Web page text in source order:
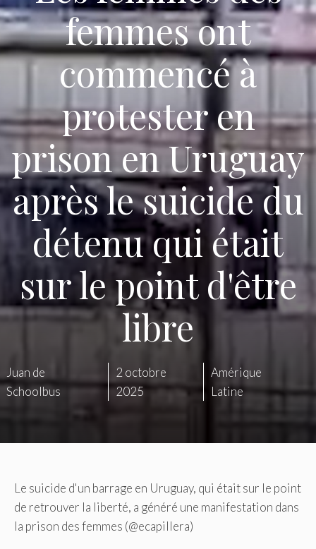
femmes ont
commencé à
protester en
prison en Uruguay
après le suicide du
détenu qui était
sur le point d'être
libre
Juan de
Schoolbus
2 octobre
2025
Amérique
Latine
Le suicide d'un barrage en Uruguay, qui était sur le point
de retrouver la liberté, a généré une manifestation dans
la prison des femmes (@ecapillera)